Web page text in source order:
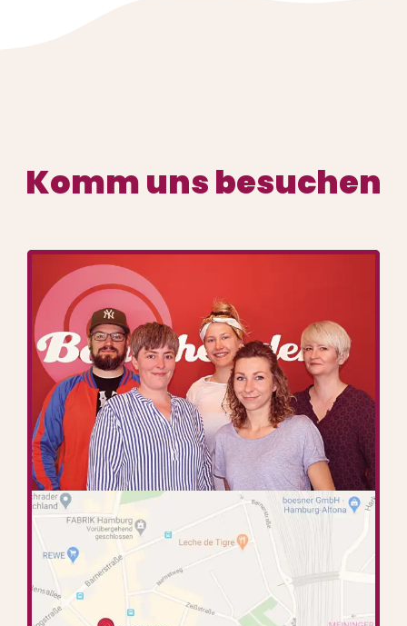
Komm uns besuchen